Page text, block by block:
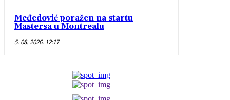
Međedović poražen na startu
Mastersa u Montrealu
5. 08. 2026. 12:17